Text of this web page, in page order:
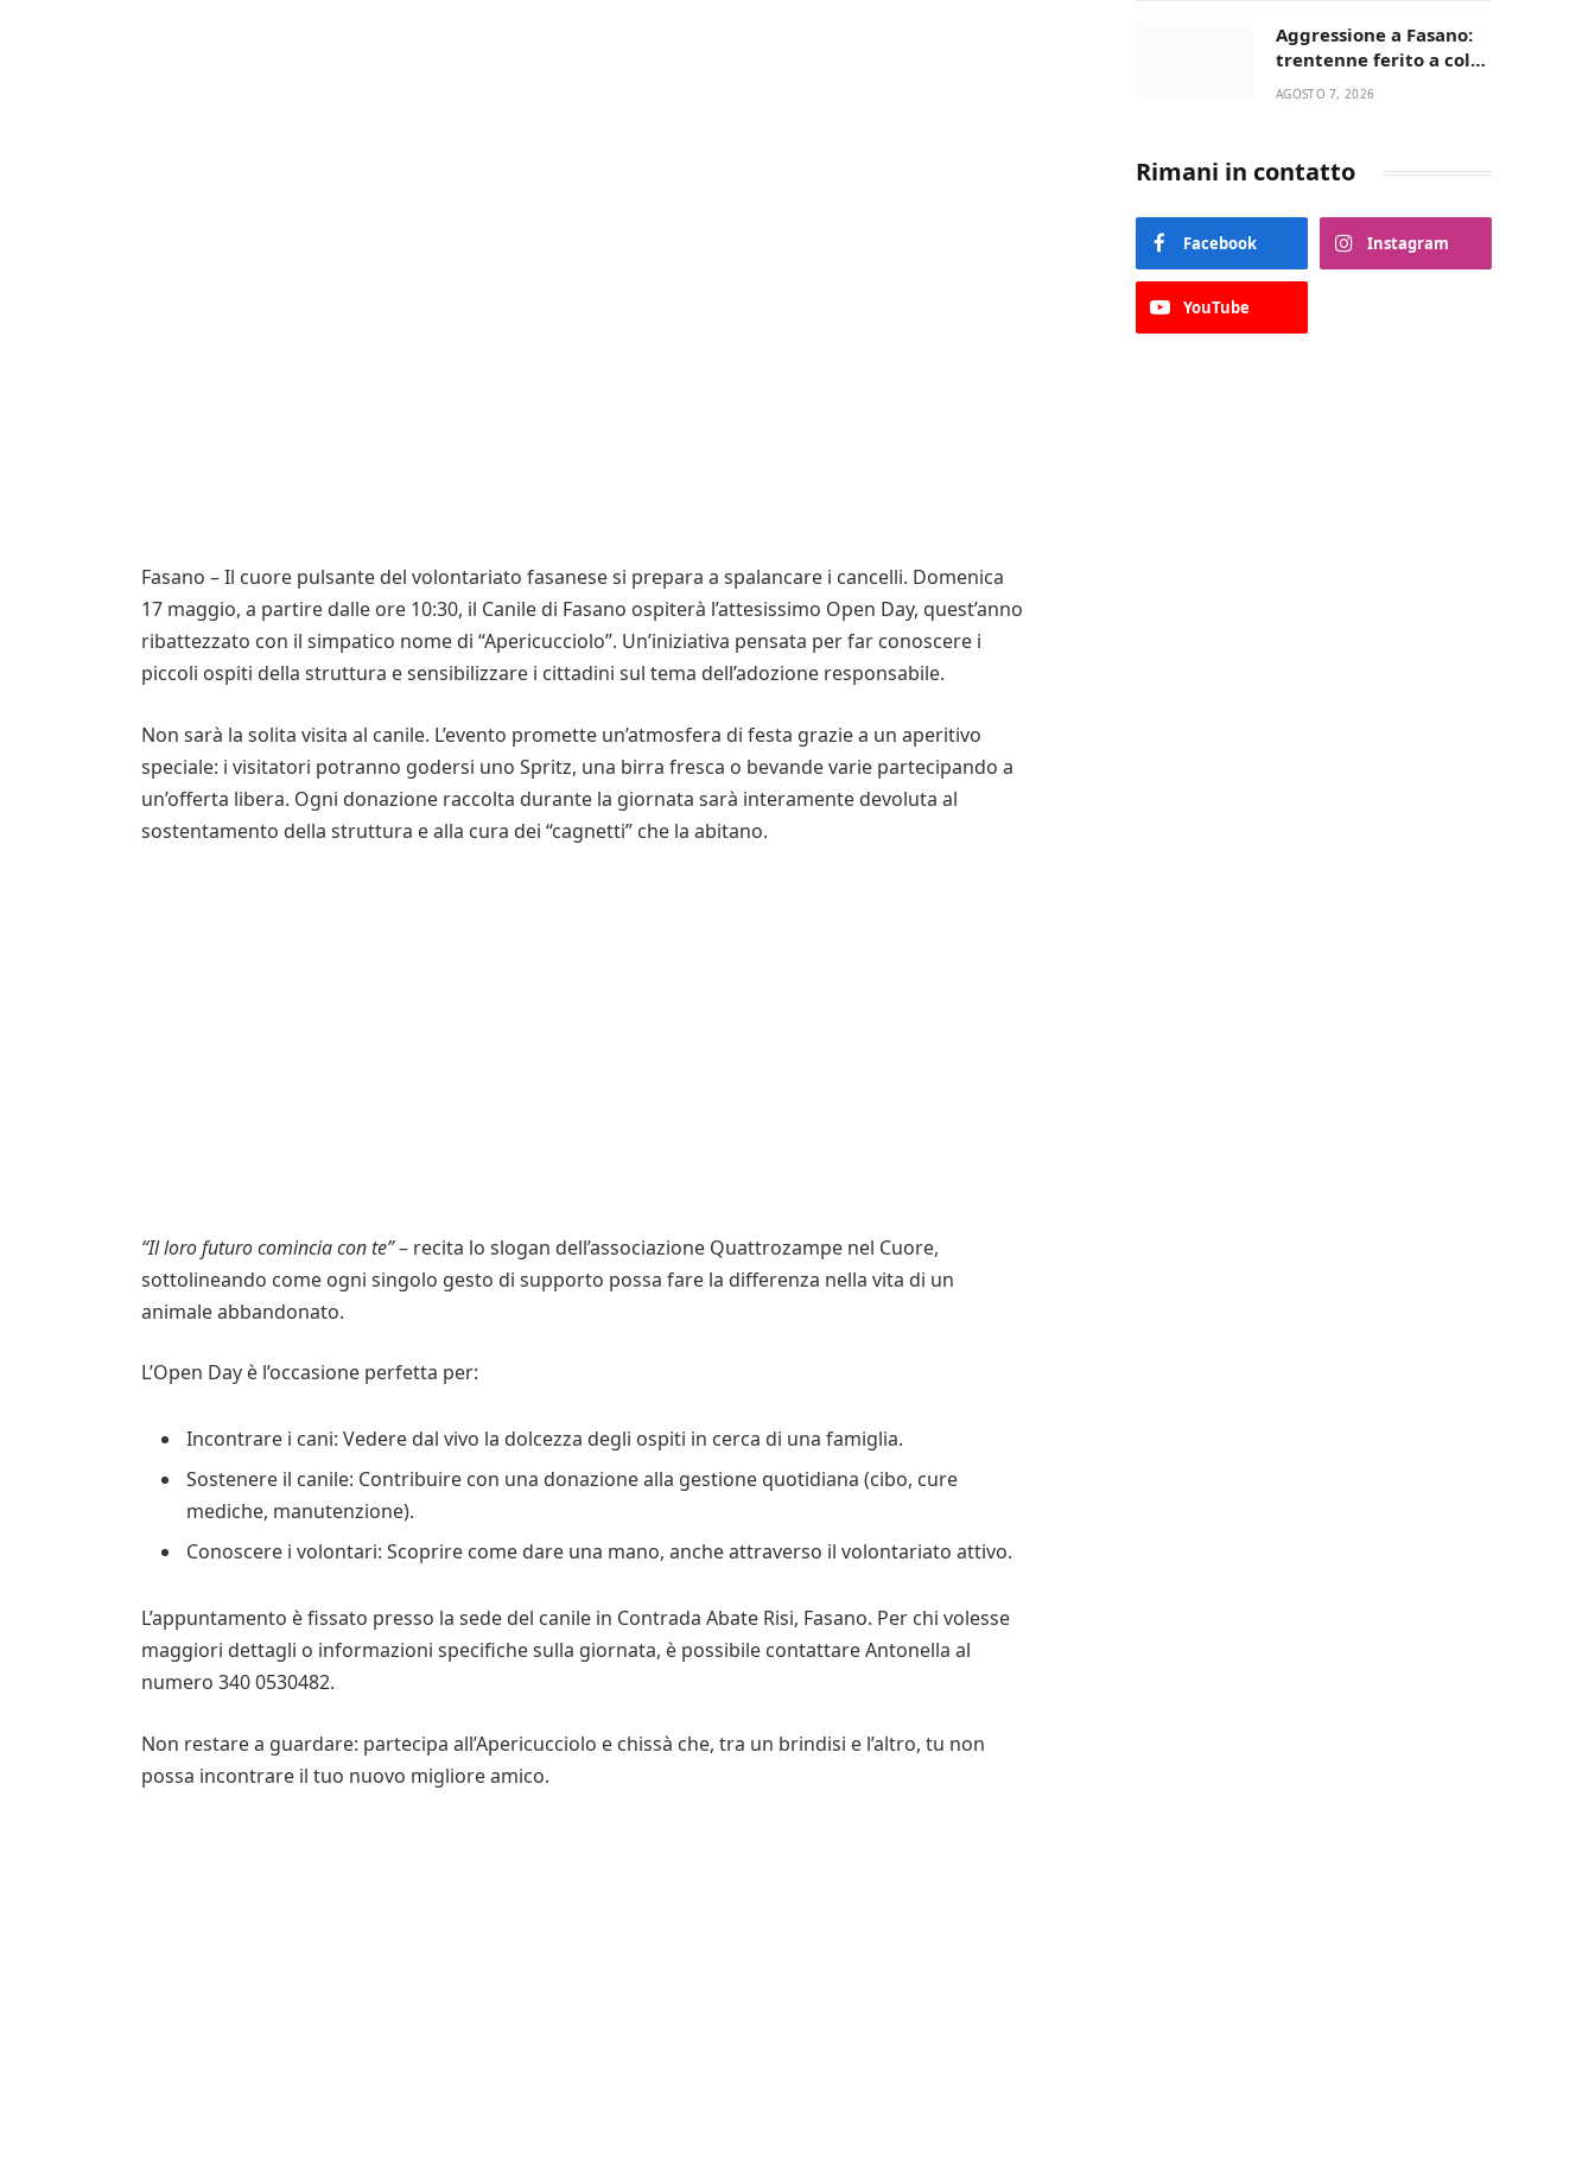
Fasano – Il cuore pulsante del volontariato fasanese si prepara a spalancare i cancelli. Domenica
17 maggio, a partire dalle ore 10:30, il Canile di Fasano ospiterà l’attesissimo Open Day, quest’anno
ribattezzato con il simpatico nome di “Apericucciolo”. Un’iniziativa pensata per far conoscere i
piccoli ospiti della struttura e sensibilizzare i cittadini sul tema dell’adozione responsabile.
Non sarà la solita visita al canile. L’evento promette un’atmosfera di festa grazie a un aperitivo
speciale: i visitatori potranno godersi uno Spritz, una birra fresca o bevande varie partecipando a
un’offerta libera. Ogni donazione raccolta durante la giornata sarà interamente devoluta al
sostentamento della struttura e alla cura dei “cagnetti” che la abitano.
“Il loro futuro comincia con te”– recita lo slogan dell’associazione Quattrozampe nel Cuore,
sottolineando come ogni singolo gesto di supporto possa fare la differenza nella vita di un
animale abbandonato.
L’Open Day è l’occasione perfetta per:
Incontrare i cani: Vedere dal vivo la dolcezza degli ospiti in cerca di una famiglia.
Sostenere il canile: Contribuire con una donazione alla gestione quotidiana (cibo, cure
mediche, manutenzione).
Conoscere i volontari: Scoprire come dare una mano, anche attraverso il volontariato attivo.
L’appuntamento è fissato presso la sede del canile in Contrada Abate Risi, Fasano. Per chi volesse
maggiori dettagli o informazioni specifiche sulla giornata, è possibile contattare Antonella al
numero 340 0530482.
Non restare a guardare: partecipa all’Apericucciolo e chissà che, tra un brindisi e l’altro, tu non
possa incontrare il tuo nuovo migliore amico.
Aggressione a Fasano:
trentenne ferito a colpi
di pistola in casa
AGOSTO 7, 2026
Rimani in contatto
Facebook Instagram
YouTube